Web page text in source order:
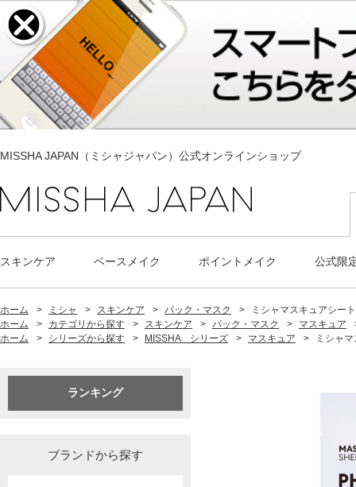
MISSHA JAPAN（ミシャジャパン）公式オンラインショップ
スキンケア ベースメイク ポイントメイク 公式限
ホーム > ミシャ > スキンケア > パック・マスク >
ミシャマスキュアシー
ホーム
> カテゴリから探す > スキンケア > パック・マスク > マスキュア
ホーム
> シリーズから探す > MISSHA シリーズ > マスキュア > ミシャ
ランキング
ブランドから探す